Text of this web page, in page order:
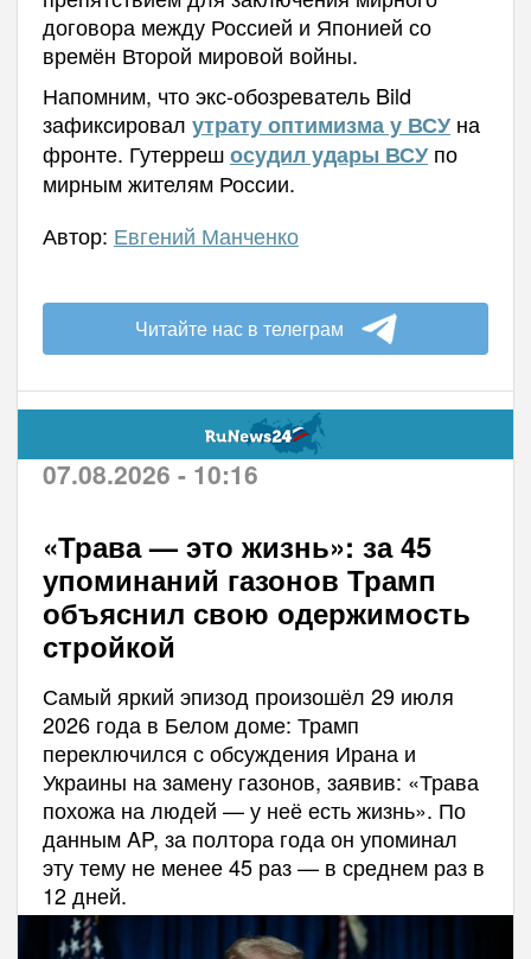
договора между Россией и Японией со
времён Второй мировой войны.
Напомним, что экс-обозреватель Bild
зафиксировал утрату оптимизма у ВСУна
фронте. Гутеррешосудил удары ВСУпо
мирным жителям России.
Автор: Евгений Манченко
Читайте нас в телеграм
07.08.2026 - 10:16
«Трава — это жизнь»: за 45
упоминаний газонов Трамп
объяснил свою одержимость
стройкой
Самый яркий эпизод произошёл 29 июля
2026 года в Белом доме: Трамп
переключился с обсуждения Ирана и
Украины на замену газонов, заявив: «Трава
похожа на людей — у неё есть жизнь». По
данным AP, за полтора года он упоминал
эту тему не менее 45 раз — в среднем раз в
12 дней.